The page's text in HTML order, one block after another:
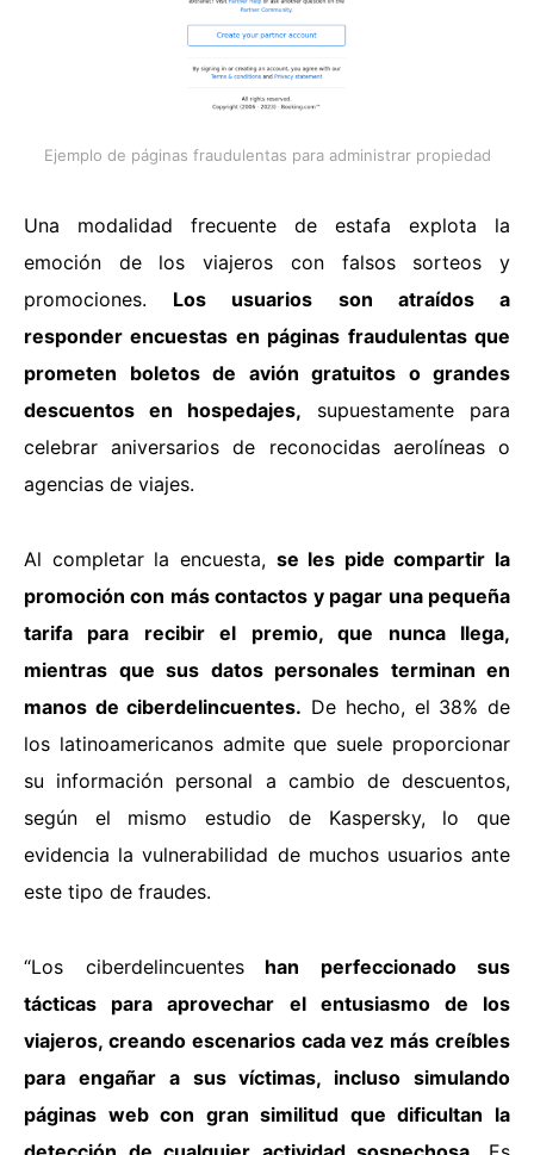
Ejemplo de páginas fraudulentas para administrar propiedad
Una modalidad frecuente de estafa explota la
emoción de los viajeros con falsos sorteos y
promociones. Los usuarios son atraídos a
responder encuestas en páginas fraudulentas que
prometen boletos de avión gratuitos o grandes
descuentos en hospedajes, supuestamente para
celebrar aniversarios de reconocidas aerolíneas o
agencias de viajes.
Al completar la encuesta, se les pide compartir la
promoción con más contactos y pagar una pequeña
tarifa para recibir el premio, que nunca llega,
mientras que sus datos personales terminan en
manos de ciberdelincuentes. De hecho, el 38% de
los latinoamericanos admite que suele proporcionar
su información personal a cambio de descuentos,
según el mismo estudio de Kaspersky, lo que
evidencia la vulnerabilidad de muchos usuarios ante
este tipo de fraudes.
“Los ciberdelincuenteshan perfeccionado sus
tácticas para aprovechar el entusiasmo de los
viajeros, creando escenarios cada vez más creíbles
para engañar a sus víctimas, incluso simulando
páginas web con gran similitud que dificultan la